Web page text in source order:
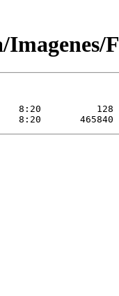
8:20          128
8:20       465840